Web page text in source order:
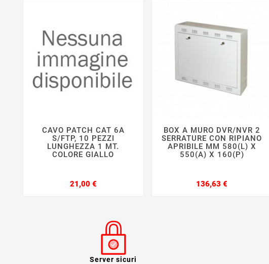
   
CAVO PATCH CAT 6A
S/FTP, 10 PEZZI
LUNGHEZZA 1 MT.
COLORE GIALLO
21,00 €Prezzo
   
BOX A MURO DVR/NVR 2
SERRATURE CON RIPIANO
APRIBILE MM 580(L) X
550(A) X 160(P)
136,63 €
Server sicuri